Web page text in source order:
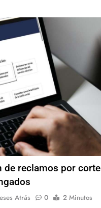
de reclamos por
Atrás 0
2 Minutos